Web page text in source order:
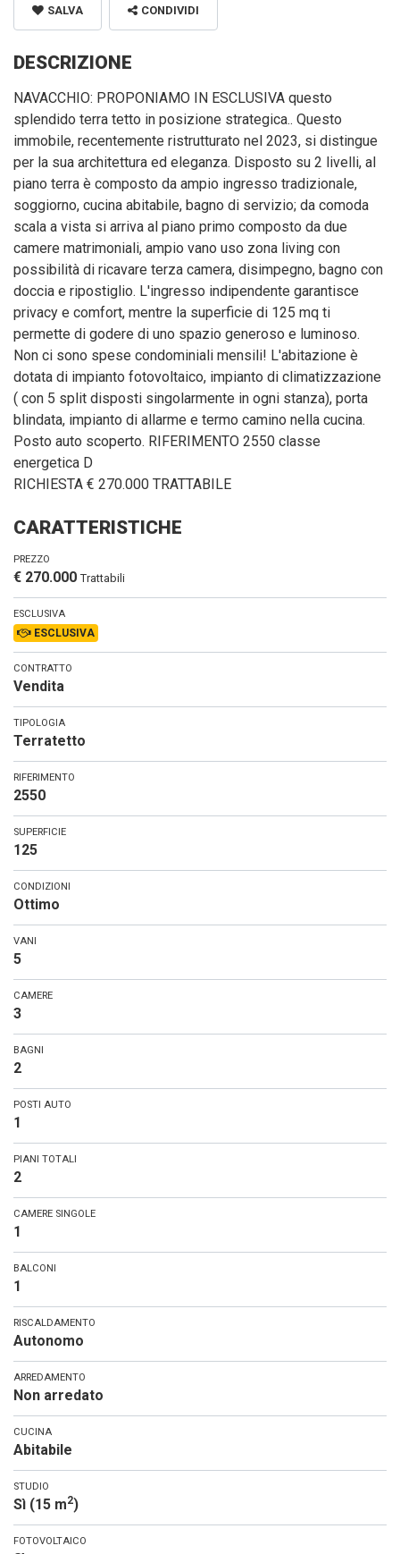
SALVA CONDIVIDI
DESCRIZIONE
NAVACCHIO: PROPONIAMO IN ESCLUSIVA questo
splendido terra tetto in posizione strategica.. Questo
immobile, recentemente ristrutturato nel 2023, si distingue
per la sua architettura ed eleganza. Disposto su 2 livelli, al
piano terra è composto da ampio ingresso tradizionale,
soggiorno, cucina abitabile, bagno di servizio; da comoda
scala a vista si arriva al piano primo composto da due
camere matrimoniali, ampio vano uso zona living con
possibilità di ricavare terza camera, disimpegno, bagno con
doccia e ripostiglio. L'ingresso indipendente garantisce
privacy e comfort, mentre la superficie di 125 mq ti
permette di godere di uno spazio generoso e luminoso.
Non ci sono spese condominiali mensili! L'abitazione è
dotata di impianto fotovoltaico, impianto di climatizzazione
( con 5 split disposti singolarmente in ogni stanza), porta
blindata, impianto di allarme e termo camino nella cucina.
Posto auto scoperto. RIFERIMENTO 2550 classe
energetica D
RICHIESTA € 270.000 TRATTABILE
CARATTERISTICHE
PREZZO
€ 270.000 Trattabili
ESCLUSIVA
ESCLUSIVA
CONTRATTO
Vendita
TIPOLOGIA
Terratetto
RIFERIMENTO
2550
SUPERFICIE
125
CONDIZIONI
Ottimo
VANI
5
CAMERE
3
BAGNI
2
POSTI AUTO
1
PIANI TOTALI
2
CAMERE SINGOLE
1
BALCONI
1
RISCALDAMENTO
Autonomo
ARREDAMENTO
Non arredato
CUCINA
Abitabile
STUDIO
Sì (15 m2)
FOTOVOLTAICO